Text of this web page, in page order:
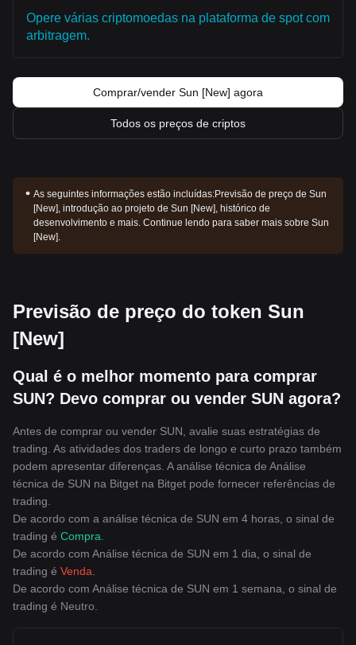
Opere várias criptomoedas na plataforma de spot com
arbitragem.
Comprar/vender Sun [New] agora
Todos os preços de criptos
As seguintes informações estão incluídas:Previsão de preço de Sun
[New], introdução ao projeto de Sun [New], histórico de
desenvolvimento e mais. Continue lendo para saber mais sobre Sun
[New].
Previsão de preço do token Sun
[New]
Qual é o melhor momento para comprar
SUN? Devo comprar ou vender SUN agora?
Antes de comprar ou vender SUN, avalie suas estratégias de
trading. As atividades dos traders de longo e curto prazo também
podem apresentar diferenças. A análise técnica de Análise
técnica de SUN na Bitget na Bitget pode fornecer referências de
trading.
De acordo com a análise técnica de SUN em 4 horas, o sinal de
trading é Compra
De acordo com Análise técnica de SUN em 1 dia, o sinal de
trading é Venda
De acordo com Análise técnica de SUN em 1 semana, o sinal de
trading é Neutro